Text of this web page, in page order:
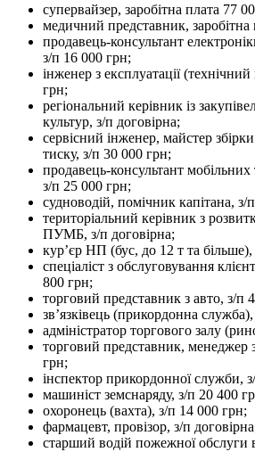
супервайзер, заробітна плата 77
медичний представник, заробітна
продавець-консультант
з/п 16 000 грн;
інженер з експлуатації
грн;
регіональний керівник із
культур, з/п договірна;
сервісний інженер, майстер
тиску, з/п 30 000 грн;
продавець-консультант мобільних
з/п 25 000 грн;
судноводій, помічник капітана, з/
територіальний керівник з
ПУМБ, з/п договірна;
кур’єр НП (бус, до 12 т та
спеціаліст з обслуговування
800 грн;
торговий представник з авто, з/п
зв’язківець (прикордонна
адміністратор торгового залу
торговий представник, менеджер
грн;
інспектор прикордонної служби,
машиніст земснаряду, з/п 20 400
охоронець (вахта), з/п 14 000 грн;
фармацевт, провізор, з/п
старший водій пожежної обслуги